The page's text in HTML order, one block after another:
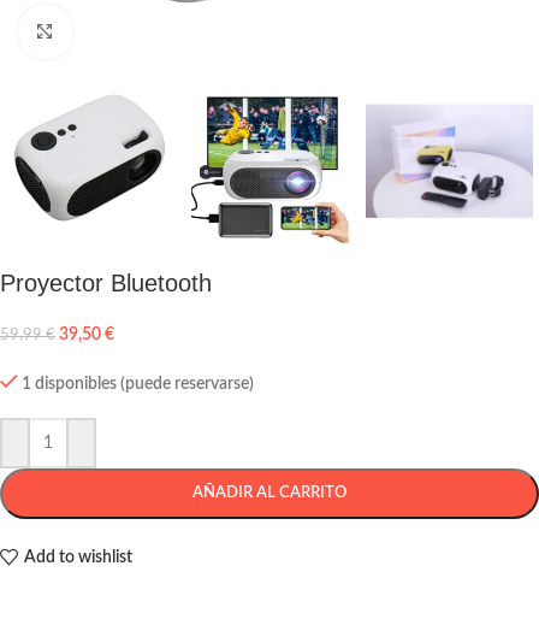
Proyector Bluetooth
59,99€ 39,50 €
1 disponibles (puede reservarse)
AÑADIR AL CARRITO
Add to wishlist